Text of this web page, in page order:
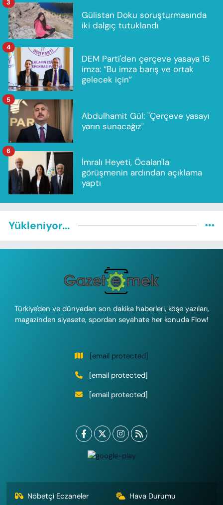
Gülistan Doku soruşturmasında
iki dalgıç tutuklandı
3
DEM Parti'den çerçeve yasaya 16
imza: “Bu imza barış ve ortak
gelecek için”
4
Abdulhamit Gül: "Çerçeve yasayı
yarın sunacağız"
5
İmralı Heyeti, Öcalan'la
görüşmenin ardından açıklama
yaptı
6
Yükleniyor...
Türkiye'den ve dünyadan son dakika haberleri, köşe yazıları,
magazinden siyasete, spordan seyahate her konuda Flow!
[email protected]
[email protected]
[email protected]
Nöbetçi Eczaneler Hava Durumu